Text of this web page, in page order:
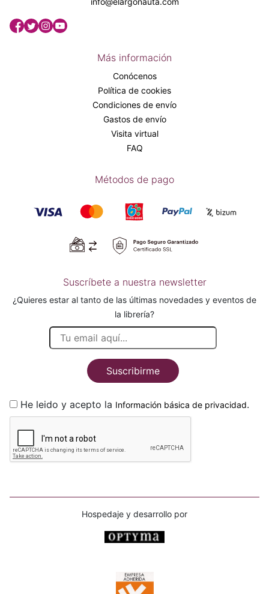
Más información
Conócenos
Política de cookies
Condiciones de envío
Gastos de envío
Visita virtual
FAQ
Métodos de pago
Suscríbete a nuestra newsletter
¿Quieres estar al tanto de las últimas novedades y eventos de
la librería?
Suscribirme
He leido y acepto la Información básica de privacidad.
Hospedaje y desarrollo por